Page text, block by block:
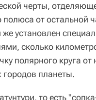
черты,
полюса от остальной
установлен
сколько
полярного круга от
городов планеты.
то есть